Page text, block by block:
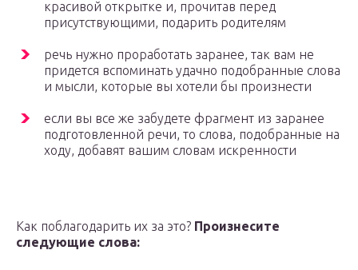
красивой открытке и, прочитав перед
присутствующими, подарить родителям
речь нужно проработать заранее, так вам не
придется вспоминать удачно подобранные слова
и мысли, которые вы хотели бы произнести
если вы все же забудете фрагмент из заранее
подготовленной речи, то слова, подобранные на
ходу, добавят вашим словам искренности
Как поблагодарить их за это? Произнесите
следующие слова: